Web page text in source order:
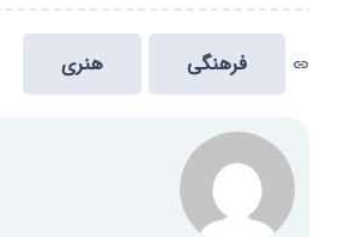
link فرهنگی هنری